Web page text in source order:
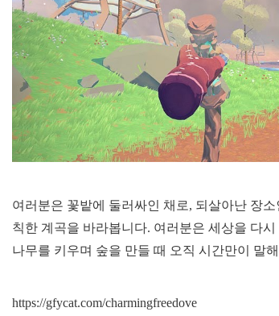
여러분은 꽃밭에 둘러싸인 채로, 되살아난 장
칙한 계곡을 바라봅니다. 여러분은 세상을 다
나무를 키우며 숲을 만들 때 오직 시간만이 말
https://gfycat.com/charmingfreedove